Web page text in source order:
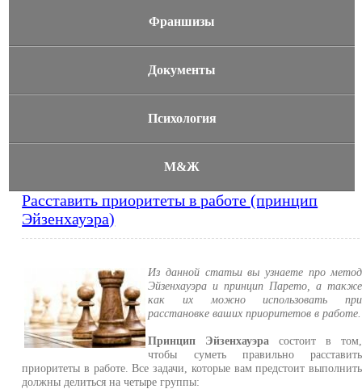
Франшизы
Документы
Психология
М&Ж
Расставить приоритеты в работе (принцип
Эйзенхауэра)
Из данной статьи вы узнаете про метод
Эйзенхауэра и принцип Парето, а также
как их можно использовать при
расстановке ваших приоритетов в работе.
Принцип Эйзенхауэра состоит в том,
чтобы суметь правильно расставить
приоритеты в работе. Все задачи, которые вам предстоит выполнить
должны делиться на четыре группы: